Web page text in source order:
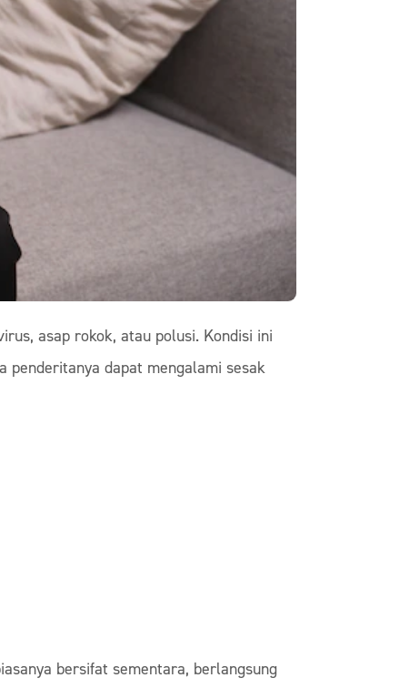
asap rokok, atau polusi. Kondisi ini
penderitanya dapat mengalami sesak
bersifat sementara, berlangsung